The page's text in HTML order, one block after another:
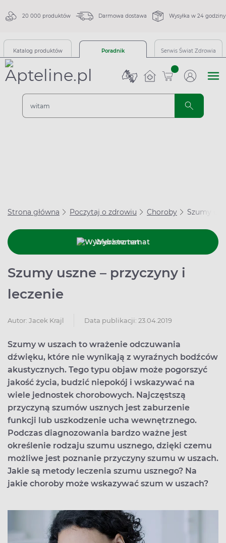
20 000 produktów Darmowa dostawa Wysyłka w 24 godziny
Katalog produktów Poradnik Serwis Świat Zdrowia
sztuk
Strona główna Poczytaj o zdrowiu Choroby Szumy
Wybierz temat
Szumy uszne – przyczyny i
leczenie
Autor: Jacek Krajl Data publikacji: 23.04.2019
Szumy w uszach to wrażenie odczuwania
dźwięku, które nie wynikają z wyraźnych bodźców
akustycznych. Tego typu objaw może pogorszyć
jakość życia, budzić niepokój i wskazywać na
wiele jednostek chorobowych. Najczęstszą
przyczyną szumów usznych jest zaburzenie
funkcji lub uszkodzenie ucha wewnętrznego.
Podczas diagnozowania bardzo ważne jest
określenie rodzaju szumu usznego, dzięki czemu
możliwe jest poznanie przyczyny szumu w uszach.
Jakie są metody leczenia szumu usznego? Na
jakie choroby może wskazywać szum w uszach?